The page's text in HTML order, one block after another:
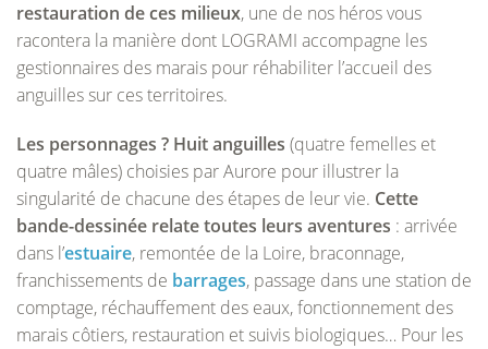
restauration de ces milieux, une de nos héros vous
racontera la manière dont LOGRAMI accompagne les
gestionnaires des marais pour réhabiliter l’accueil des
anguilles sur ces territoires.
Les personnages ? Huit anguilles (quatre femelles et
quatre mâles) choisies par Aurore pour illustrer la
singularité de chacune des étapes de leur vie. Cette
bande-dessinée relate toutes leurs aventures : arrivée
dans l’estuaire, remontée de la Loire, braconnage,
franchissements de barrages, passage dans une station de
comptage, réchauffement des eaux, fonctionnement des
marais côtiers, restauration et suivis biologiques… Pour les